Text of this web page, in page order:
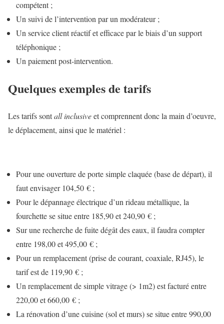
compétent ;
Un suivi de l’intervention par un modérateur ;
Un service client réactif et efficace par le biais d’un support
téléphonique ;
Un paiement post-intervention.
Quelques exemples de tarifs
Les tarifs sontall inclusiveet comprennent donc la main d’oeuvre,
le déplacement, ainsi que le matériel :
Pour une ouverture de porte simple claquée (base de départ), il
faut envisager 104,50 € ;
Pour le dépannage électrique d’un rideau métallique, la
fourchette se situe entre 185,90 et 240,90 € ;
Sur une recherche de fuite dégât des eaux, il faudra compter
entre 198,00 et 495,00 € ;
Pour un remplacement (prise de courant, coaxiale, RJ45), le
tarif est de 119,90 € ;
Un remplacement de simple vitrage (> 1m2) est facturé entre
220,00 et 660,00 € ;
La rénovation d’une cuisine (sol et murs) se situe entre 990,00